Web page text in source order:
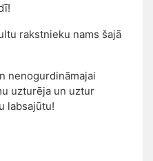
rakstnieku nams šajā
nenogurdināmajai
uzturēja un uztur
labsajūtu!